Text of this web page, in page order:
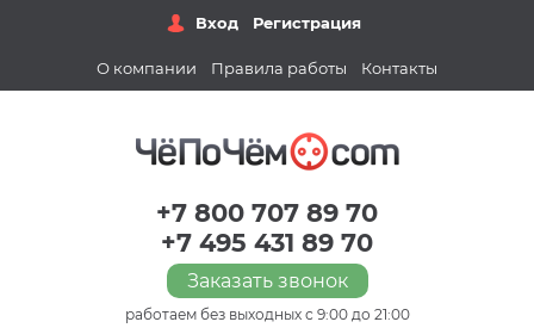
Вход Регистрация
О компании Правила работы Контакты
+7 800 707 89 70
+7 495 431 89 70
Заказать звонок
работаем без выходных с 9:00 до 21:00